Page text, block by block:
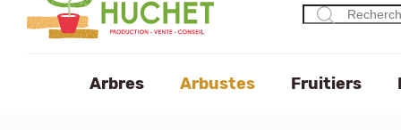
Arbres Arbustes Fruitiers